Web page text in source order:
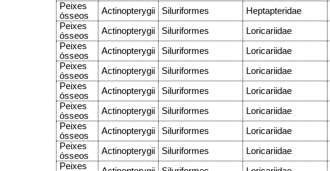
Peixes
ósseos
Actinopterygii Siluriformes Heptapteridae
Peixes
ósseos
Actinopterygii Siluriformes Loricariidae
Peixes
ósseos
Actinopterygii Siluriformes Loricariidae
Peixes
ósseos
Actinopterygii Siluriformes Loricariidae
Peixes
ósseos
Actinopterygii Siluriformes Loricariidae
Peixes
ósseos
Actinopterygii Siluriformes Loricariidae
Peixes
ósseos
Actinopterygii Siluriformes Loricariidae
Peixes
ósseos
Actinopterygii Siluriformes Loricariidae
Peixes